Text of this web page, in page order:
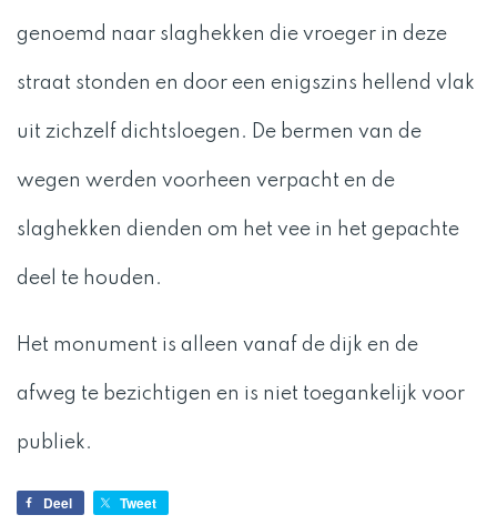
genoemd naar slaghekken die vroeger in deze
straat stonden en door een enigszins hellend vlak
uit zichzelf dichtsloegen. De bermen van de
wegen werden voorheen verpacht en de
slaghekken dienden om het vee in het gepachte
deel te houden.
Het monument is alleen vanaf de dijk en de
afweg te bezichtigen en is niet toegankelijk voor
publiek.
Deel Tweet